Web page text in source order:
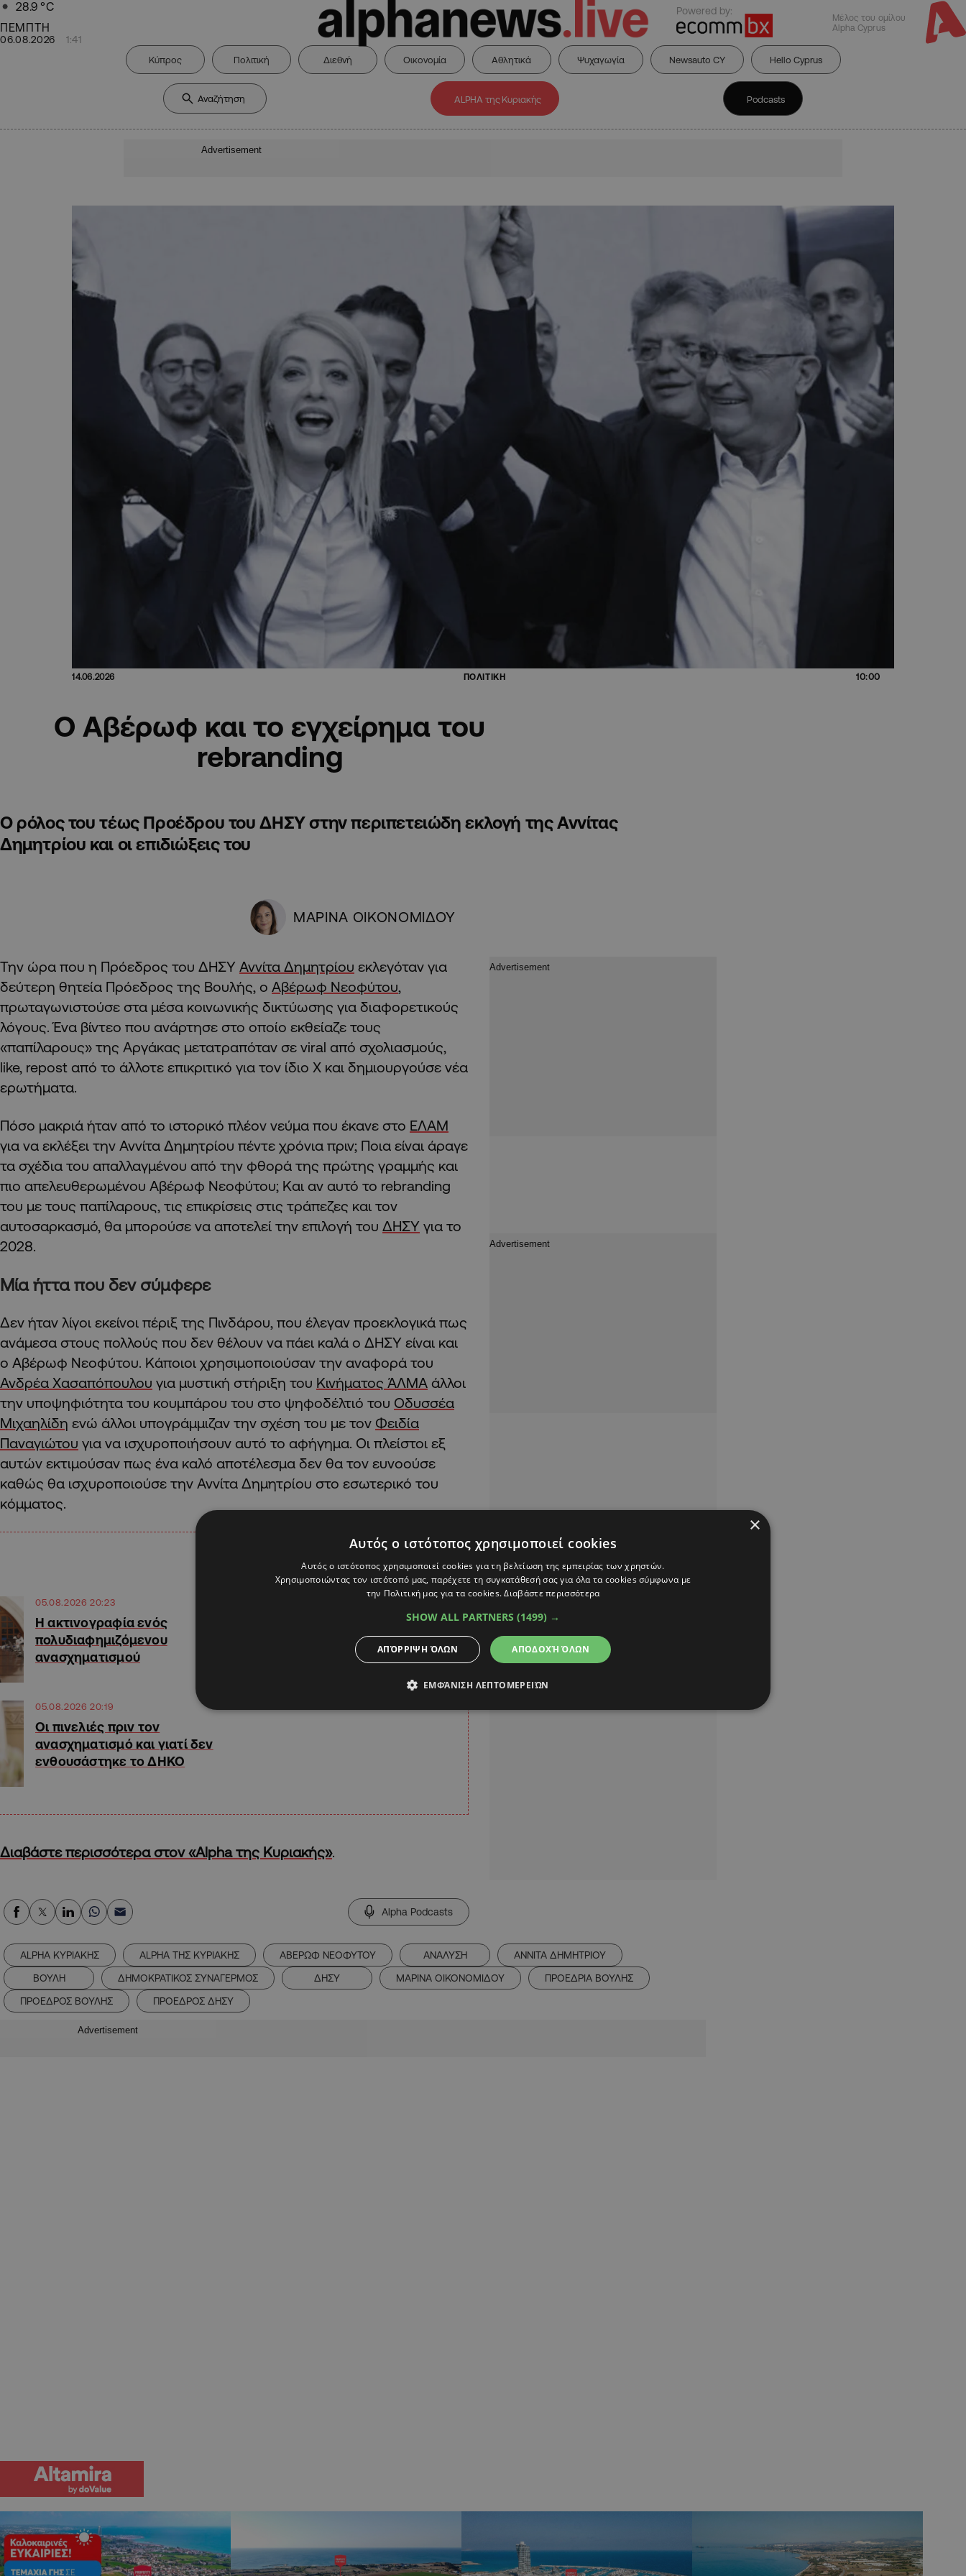
28.9 °C
ΠΕΜΠΤΗ
06.08.2026 1:41
Powered by:
Μέλος του ομίλου
Alpha Cyprus
Κύπρος Πολιτική Διεθνή Οικονομία Αθλητικά Ψυχαγωγία Newsauto CY Hello Cyprus
ALPHA της Κυριακής Podcasts
Advertisement
14.06.2026 ΠΟΛΙΤΙΚΗ 10:00
Ο Αβέρωφ και το εγχείρημα του
rebranding
Ο ρόλος του τέως Προέδρου του ΔΗΣΥ στην περιπετειώδη εκλογή της Αννίτας
Δημητρίου και οι επιδιώξεις του
ΜΑΡΙΝΑ ΟΙΚΟΝΟΜΙΔΟΥ
Την ώρα που η Πρόεδρος του ΔΗΣΥ Αννίτα Δημητρίου εκλεγόταν για
δεύτερη θητεία Πρόεδρος της Βουλής, ο Αβέρωφ Νεοφύτου,
πρωταγωνιστούσε στα μέσα κοινωνικής δικτύωσης για διαφορετικούς
λόγους. Ένα βίντεο που ανάρτησε στο οποίο εκθείαζε τους
«παπίλαρους» της Αργάκας μετατραπόταν σε viral από σχολιασμούς,
like, repost από το άλλοτε επικριτικό για τον ίδιο Χ και δημιουργούσε νέα
ερωτήματα.
Πόσο μακριά ήταν από το ιστορικό πλέον νεύμα που έκανε στο ΕΛΑΜ
για να εκλέξει την Αννίτα Δημητρίου πέντε χρόνια πριν; Ποια είναι άραγε
τα σχέδια του απαλλαγμένου από την φθορά της πρώτης γραμμής και
πιο απελευθερωμένου Αβέρωφ Νεοφύτου; Και αν αυτό το rebranding
του με τους παπίλαρους, τις επικρίσεις στις τράπεζες και τον
αυτοσαρκασμό, θα μπορούσε να αποτελεί την επιλογή του ΔΗΣΥ για το
2028.
Μία ήττα που δεν σύμφερε
Δεν ήταν λίγοι εκείνοι πέριξ της Πινδάρου, που έλεγαν προεκλογικά πως
ανάμεσα στους πολλούς που δεν θέλουν να πάει καλά ο ΔΗΣΥ είναι και
ο Αβέρωφ Νεοφύτου. Κάποιοι χρησιμοποιούσαν την αναφορά του
Ανδρέα Χασαπόπουλου για μυστική στήριξη του Κινήματος ΆΛΜΑ άλλοι
την υποψηφιότητα του κουμπάρου του στο ψηφοδέλτιό του Οδυσσέα
Μιχαηλίδη ενώ άλλοι υπογράμμιζαν την σχέση του με τον Φειδία
Παναγιώτου για να ισχυροποιήσουν αυτό το αφήγημα. Οι πλείστοι εξ
αυτών εκτιμούσαν πως ένα καλό αποτέλεσμα δεν θα τον ευνοούσε
καθώς θα ισχυροποιούσε την Αννίτα Δημητρίου στο εσωτερικό του
κόμματος.
05.08.2026 20:23
Η ακτινογραφία ενός
πολυδιαφημιζόμενου
ανασχηματισμού
05.08.2026 20:19
Οι πινελιές πριν τον
ανασχηματισμό και γιατί δεν
ενθουσάστηκε το ΔΗΚΟ
Διαβάστε περισσότερα στον «Alpha της Κυριακής».
Alpha Podcasts
ALPHA ΚΥΡΙΑΚΗΣ ALPHA ΤΗΣ ΚΥΡΙΑΚΗΣ ΑΒΕΡΩΦ ΝΕΟΦΥΤΟΥ ΑΝΑΛΥΣΗ
ΑΝΝΙΤΑ ΔΗΜΗΤΡΙΟΥ
ΒΟΥΛΗ
ΔΗΜΟΚΡΑΤΙΚΟΣ ΣΥΝΑΓΕΡΜΟΣ ΔΗΣΥ ΜΑΡΙΝΑ ΟΙΚΟΝΟΜΙΔΟΥ
ΠΡΟΕΔΡΙΑ ΒΟΥΛΗΣ
ΠΡΟΕΔΡΟΣ ΒΟΥΛΗΣ
ΠΡΟΕΔΡΟΣ ΔΗΣΥ
Advertisement
×
Αυτός ο ιστότοπος χρησιμοποιεί cookies
Αυτός ο ιστότοπος χρησιμοποιεί cookies για τη βελτίωση της εμπειρίας των χρηστών.
Χρησιμοποιώντας τον ιστότοπό μας, παρέχετε τη συγκατάθεσή σας για όλα τα cookies σύμφωνα με
την Πολιτική μας για τα cookies.Διαβάστε περισσότερα
SHOW ALL PARTNERS (1499) →
ΑΠΟΔΟΧΉ ΌΛΩΝ
ΑΠΌΡΡΙΨΗ ΌΛΩΝ
ΕΜΦΆΝΙΣΗ ΛΕΠΤΟΜΕΡΕΙΏΝ